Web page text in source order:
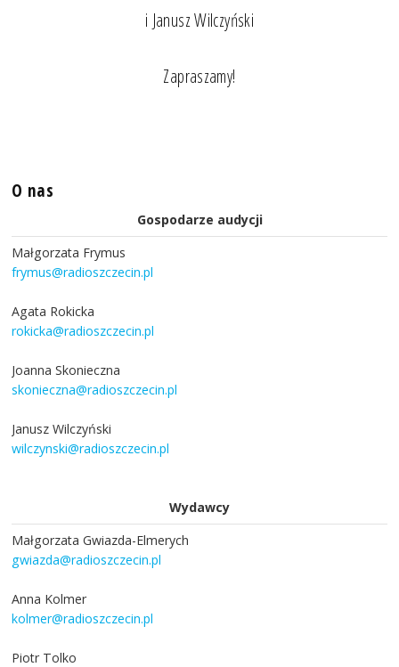
i Janusz Wilczyński
Zapraszamy!
O nas
Gospodarze audycji
Małgorzata Frymus
frymus@radioszczecin.pl
Agata Rokicka
rokicka@radioszczecin.pl
Joanna Skonieczna
skonieczna@radioszczecin.pl
Janusz Wilczyński
wilczynski@radioszczecin.pl
Wydawcy
Małgorzata Gwiazda-Elmerych
gwiazda@radioszczecin.pl
Anna Kolmer
kolmer@radioszczecin.pl
Piotr Tolko